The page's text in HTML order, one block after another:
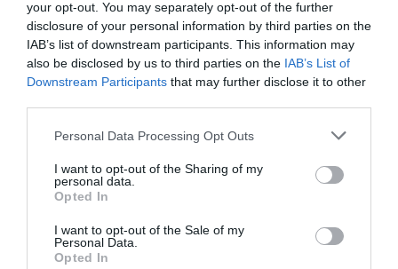
your opt-out. You may separately opt-out of the further
disclosure of your personal information by third parties on the
IAB’s list of downstream participants. This information may
also be disclosed by us to third parties on the IAB’s List of
Downstream Participants that may further disclose it to other
Please note that this website/app uses one or more Google
not limited to your visit or usage behaviour. You may click to
grant or deny consent to Google and its third-party tags to
use your data for below specified purposes in below Google
consent section.
Personal Data Processing Opt Outs
I want to opt-out of the Sharing of my
personal data.
Opted In
I want to opt-out of the Sale of my
Personal Data.
Opted In
Σιάκκας), Τσατάλι (75′ Τσατάλι).